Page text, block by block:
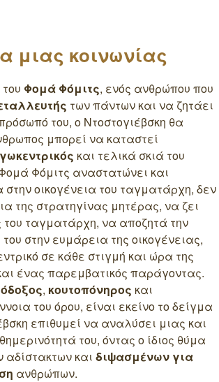
μιας κοινωνίας
Φομά Φόμιτς, ενός ανθρώπου που
των πάντων και να ζητάει
του, ο Ντοστογιέβσκη θα
μπορεί να καταστεί
και τελικά σκιά του
Φόμιτς αναστατώνει και
οικογένεια του ταγματάρχη, δεν
της στρατηγίνας μητέρας, να ζει
ταγματάρχη, να αποζητά την
στην ευμάρεια της οικογένειας,
σε κάθε στιγμή και ώρα της
ένας παρεμβατικός παράγοντας.
, κουτοπόνηρος και
του όρου, είναι εκείνο το δείγμα
επιθυμεί να αναλύσει μιας και
του, όντας ο ίδιος θύμα
και διψασμένων για
ανθρώπων.